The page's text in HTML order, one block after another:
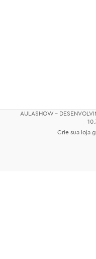
Livro - O Poder é Seu
AULASHOW -
Crie sua loja